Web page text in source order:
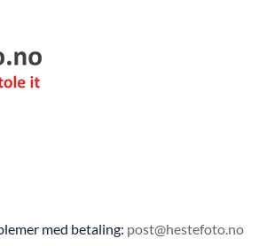
med betaling: post@hestefoto.no